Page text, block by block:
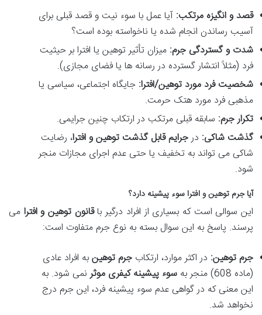
قصد و انگیزه مرتکب: آیا عمل با سوء نیت و قصد قبلی برای
آسیب رساندن انجام شده یا ناخواسته بوده است؟
شدت و گستردگی جرم: میزان تأثیر توهین یا افترا بر حیثیت
فرد (مثلاً انتشار گسترده در رسانه ها یا فضای مجازی).
شخصیت فرد مورد توهین/افترا: جایگاه اجتماعی، سیاسی یا
مذهبی فرد مورد هتک حرمت.
تکرار جرم: سابقه قبلی مرتکب در ارتکاب چنین جرایمی.
گذشت شاکی: درجرایم قابل گذشت توهین و افترا، رضایت
شاکی می تواند به تخفیف یا حتی عدم اجرای مجازات منجر
شود.
آیاجرم توهین و افترا سوء پیشینه دارد؟
این سوالی است که بسیاری از افراد درگیر باقانون توهین و افترا می
پرسند. پاسخ به این سوال بسته به نوع جرم متفاوت است:
جرم توهین: در اکثر موارد، ارتکاب جرم توهینبه افراد عادی
(ماده 608) منجر به
سوء پیشینه کیفری موثرنمی شود. به
این معنی که در گواهی عدم سوء پیشینه فرد، این جرم درج
نخواهد شد.